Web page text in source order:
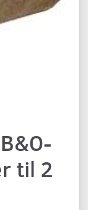
til 2